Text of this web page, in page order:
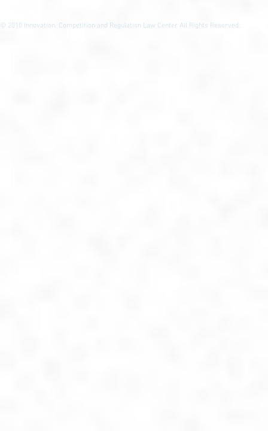
© 2010 Innovation, Competition and Regulation Law Center All Rights Reserved.